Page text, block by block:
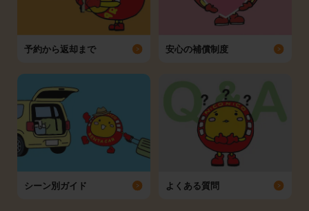
予約から返却まで 安心の補償制度
シーン別ガイド よくある質問